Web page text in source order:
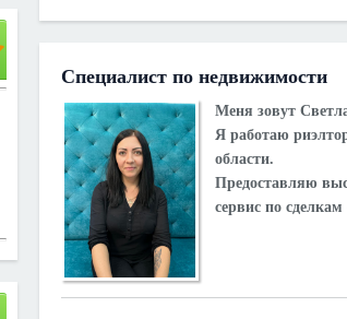
Специалист по недвижимости
Меня зовут
Я работаю
области.
Предоставляю
сервис по